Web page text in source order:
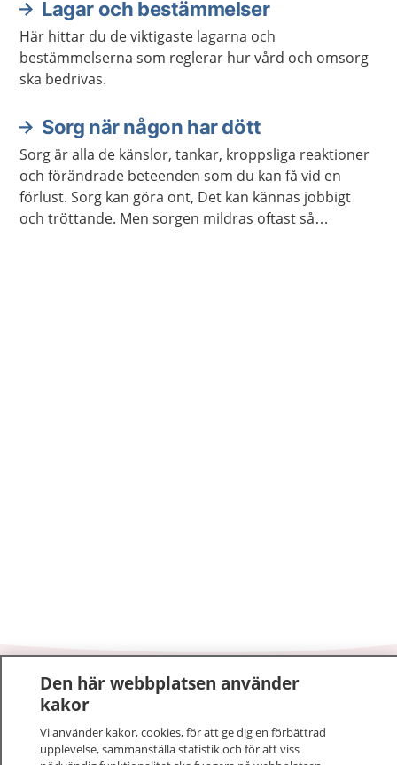
Lagar och bestämmelser
Här hittar du de viktigaste lagarna och
bestämmelserna som reglerar hur vård och omsorg
ska bedrivas.
Sorg när någon har dött
Sorg är alla de känslor, tankar, kroppsliga reaktioner
och förändrade beteenden som du kan få vid en
förlust. Sorg kan göra ont, Det kan kännas jobbigt
och tröttande. Men sorgen mildras oftast så
1177–tryggt om din hälsa och vård
På 1177.se får du råd om hälsa och information om
sjukdomar och vilka mottagningar du kan kontakta.
Den här webbplatsen använder
kakor
Vi använder kakor, cookies, för att ge dig en förbättrad
upplevelse, sammanställa statistik och för att viss